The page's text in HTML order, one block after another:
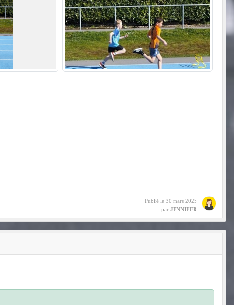
Publié le 30 mars 2025
par JENNIFER